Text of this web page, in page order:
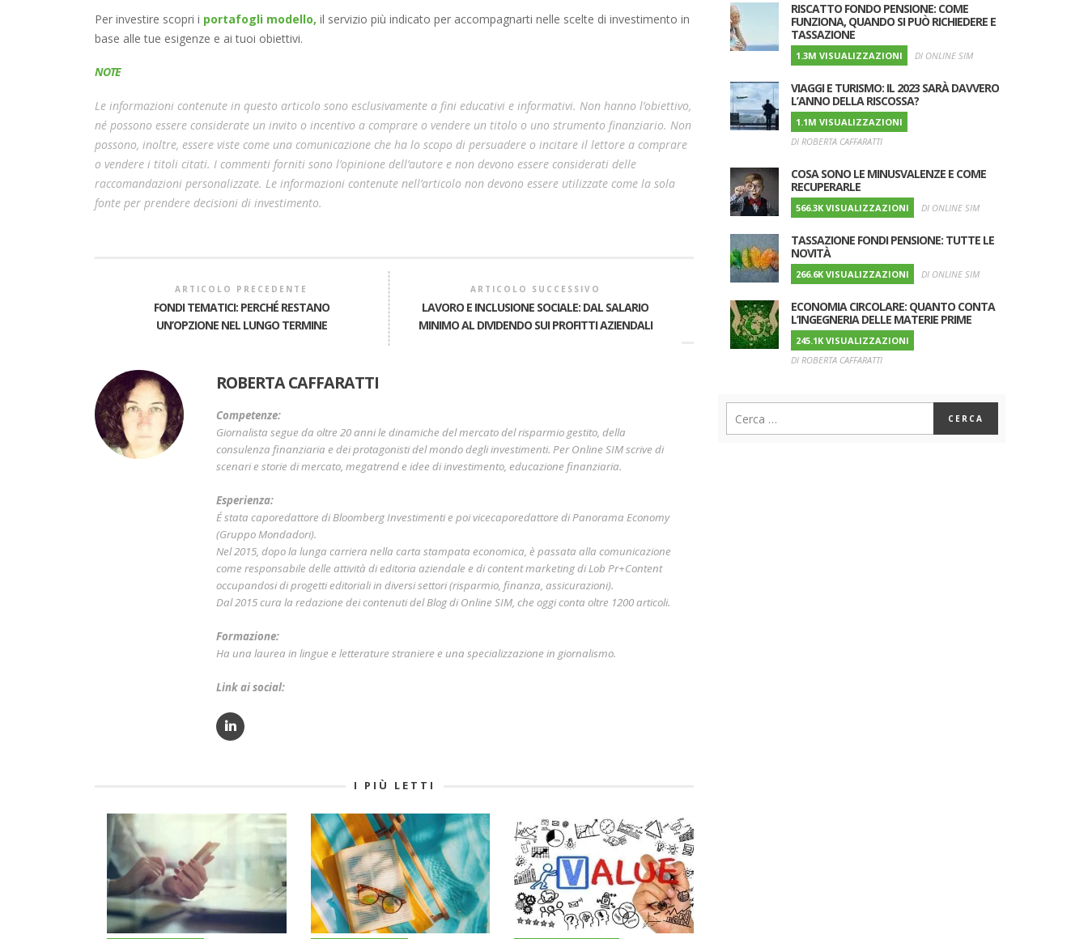
Per investire scopri i portafogli modello, il servizio più indicato per accompagnarti nelle scelte di investimento in
base alle tue esigenze e ai tuoi obiettivi.
NOTE
Le informazioni contenute in questo articolo sono esclusivamente a fini educativi e informativi. Non hanno l’obiettivo,
né possono essere considerate un invito o incentivo a comprare o vendere un titolo o uno strumento finanziario. Non
possono, inoltre, essere viste come una comunicazione che ha lo scopo di persuadere o incitare il lettore a comprare
o vendere i titoli citati. I commenti forniti sono l’opinione dell’autore e non devono essere considerati delle
raccomandazioni personalizzate. Le informazioni contenute nell’articolo non devono essere utilizzate come la sola
fonte per prendere decisioni di investimento.
ARTICOLO PRECEDENTE
FONDI TEMATICI: PERCHÉ RESTANO
UN’OPZIONE NEL LUNGO TERMINE
ARTICOLO SUCCESSIVO
LAVORO E INCLUSIONE SOCIALE: DAL SALARIO
MINIMO AL DIVIDENDO SUI PROFITTI AZIENDALI
AUTORE
ROBERTA CAFFARATTI
Competenze:
Giornalista segue da oltre 20 anni le dinamiche del mercato del risparmio gestito, della
consulenza finanziaria e dei protagonisti del mondo degli investimenti. Per Online SIM scrive di
scenari e storie di mercato, megatrend e idee di investimento, educazione finanziaria.
Esperienza:
É stata caporedattore di Bloomberg Investimenti e poi vicecaporedattore di Panorama Economy
(Gruppo Mondadori).
Nel 2015, dopo la lunga carriera nella carta stampata economica, è passata alla comunicazione
come responsabile delle attività di editoria aziendale e di content marketing di Lob Pr+Content
occupandosi di progetti editoriali in diversi settori (risparmio, finanza, assicurazioni).
Dal 2015 cura la redazione dei contenuti del Blog di Online SIM, che oggi conta oltre 1200 articoli.
Formazione:
Ha una laurea in lingue e letterature straniere e una specializzazione in giornalismo.
Link ai social:
I PIÙ LETTI
RISCATTO FONDO PENSIONE: COME
FUNZIONA, QUANDO SI PUÒ RICHIEDERE E
TASSAZIONE
1.3M VISUALIZZAZIONI DI ONLINE SIM
VIAGGI E TURISMO: IL 2023 SARÀ DAVVERO
L’ANNO DELLA RISCOSSA?
1.1M VISUALIZZAZIONI
DI ROBERTA CAFFARATTI
COSA SONO LE MINUSVALENZE E COME
RECUPERARLE
566.3K VISUALIZZAZIONI DI ONLINE SIM
TASSAZIONE FONDI PENSIONE: TUTTE LE
NOVITÀ
266.6K VISUALIZZAZIONI DI ONLINE SIM
ECONOMIA CIRCOLARE: QUANTO CONTA
L’INGEGNERIA DELLE MATERIE PRIME
245.1K VISUALIZZAZIONI
DI ROBERTA CAFFARATTI